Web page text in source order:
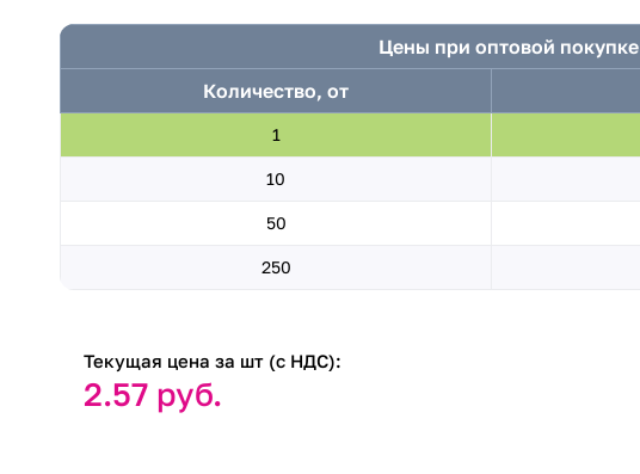
Цены при оптовой покупке
Количество, от
1
10
50
250
Текущая цена за шт (с НДС):
2.57 руб.